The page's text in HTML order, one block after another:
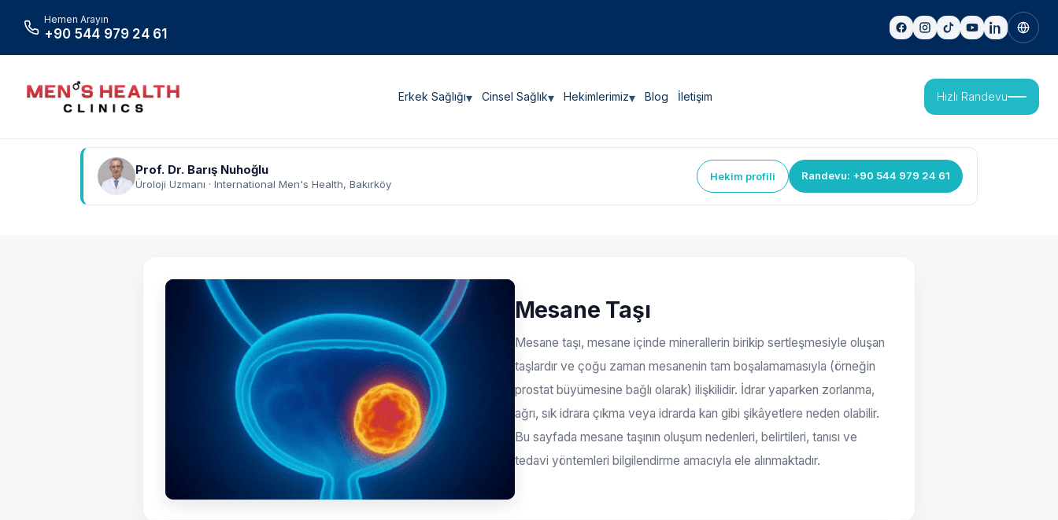
Hemen Arayın
+90 544 979 24 61
Erkek Sağlığı▾ Cinsel Sağlık▾ Hekimlerimiz▾ Blog İletişim Hızlı Randevu
Prof. Dr. Barış Nuhoğlu
Üroloji Uzmanı · International Men's Health, Bakırköy
Hekim profili Randevu: +90 544 979 24 61
Mesane Taşı
Mesane taşı, mesane içinde minerallerin birikip sertleşmesiyle oluşan
taşlardır ve çoğu zaman mesanenin tam boşalamamasıyla (örneğin
prostat büyümesine bağlı olarak) ilişkilidir. İdrar yaparken zorlanma,
ağrı, sık idrara çıkma veya idrarda kan gibi şikâyetlere neden olabilir.
Bu sayfada mesane taşının oluşum nedenleri, belirtileri, tanısı ve
tedavi yöntemleri bilgilendirme amacıyla ele alınmaktadır.